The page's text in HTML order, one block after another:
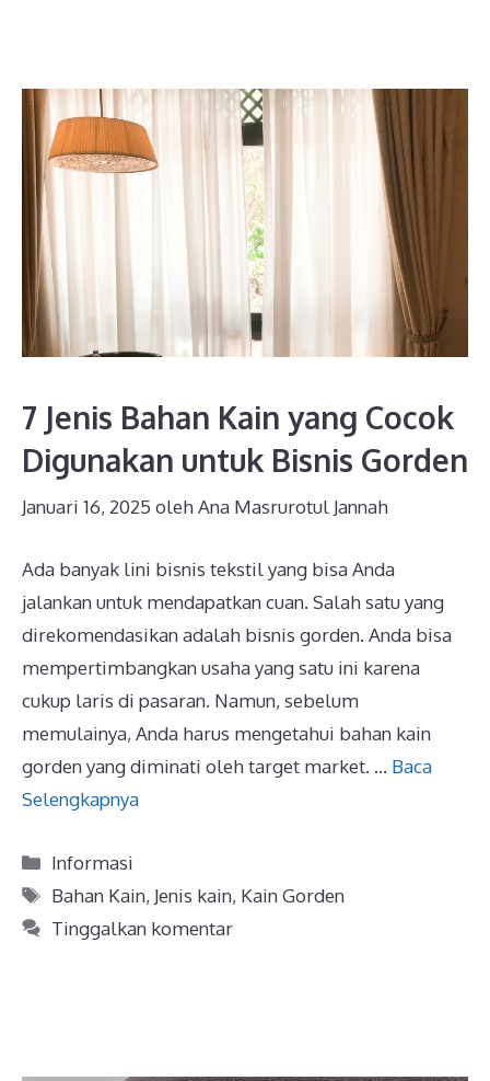
7 Jenis Bahan Kain yang Cocok
Digunakan untuk Bisnis Gorden
Januari 16, 2025 olehAna Masrurotul Jannah
Ada banyak lini bisnis tekstil yang bisa Anda
jalankan untuk mendapatkan cuan. Salah satu yang
direkomendasikan adalah bisnis gorden. Anda bisa
mempertimbangkan usaha yang satu ini karena
cukup laris di pasaran. Namun, sebelum
memulainya, Anda harus mengetahui bahan kain
gorden yang diminati oleh target market. … Baca
Selengkapnya
Kategori
Informasi
Tag
Bahan Kain, Jenis kain, Kain Gorden
Tinggalkan komentar